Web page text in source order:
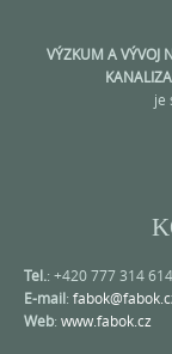
VÝZKUM A VÝVOJ
je
Tel.: +420 777 314 614
E-mail:
Web: www.fabok.cz